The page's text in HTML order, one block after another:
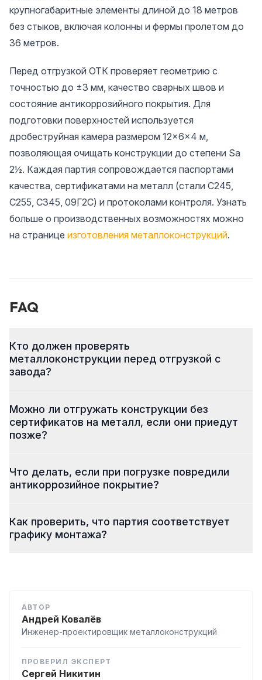
крупногабаритные элементы длиной до 18 метров
без стыков, включая колонны и фермы пролетом до
36 метров.
Перед отгрузкой ОТК проверяет геометрию с
точностью до ±3 мм, качество сварных швов и
состояние антикоррозийного покрытия. Для
подготовки поверхностей используется
дробеструйная камера размером 12×6×4 м,
позволяющая очищать конструкции до степени Sa
2½. Каждая партия сопровождается паспортами
качества, сертификатами на металл (стали С245,
С255, С345, 09Г2С) и протоколами контроля. Узнать
больше о производственных возможностях можно
на странице изготовления металлоконструкций.
FAQ
Кто должен проверять
металлоконструкции перед отгрузкой с
завода?
Можно ли отгружать конструкции без
сертификатов на металл, если они приедут
позже?
Что делать, если при погрузке повредили
антикоррозийное покрытие?
Как проверить, что партия соответствует
графику монтажа?
АВТОР
Андрей Ковалёв
Инженер-проектировщик металлоконструкций
ПРОВЕРИЛ ЭКСПЕРТ
Сергей Никитин